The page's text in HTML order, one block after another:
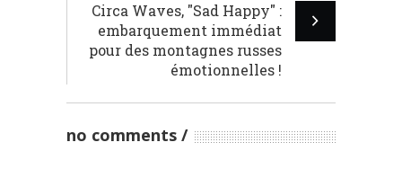
Circa Waves, "Sad Happy" :
embarquement immédiat
pour des montagnes russes
émotionnelles !
no comments